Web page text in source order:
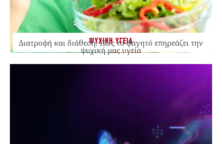
ΨΥΧΙΚΗ ΥΓΕΙΑ
Διατροφή και διάθεση: Πώς το φαγητό επηρεάζει την
ψυχική μας υγεία